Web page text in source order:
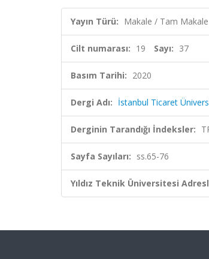
Yayın Türü: Makale / Tam Makale
Cilt numarası: 19 Sayı: 37
Basım Tarihi: 2020
Dergi Adı: İstanbul Ticaret
Derginin Tarandığı İndeksler:
Sayfa Sayıları: ss.65-76
Yıldız Teknik Üniversitesi